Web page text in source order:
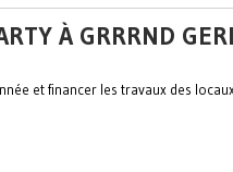
À GRRRND
et financer les travaux des